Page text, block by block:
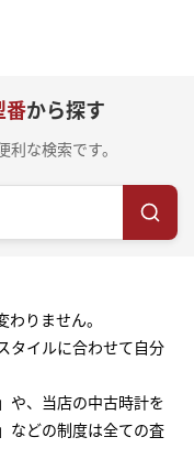
番から探す
な検索です。
りません。
タイルに合わせて自分
や、当店の中古時計を
などの制度は全ての査